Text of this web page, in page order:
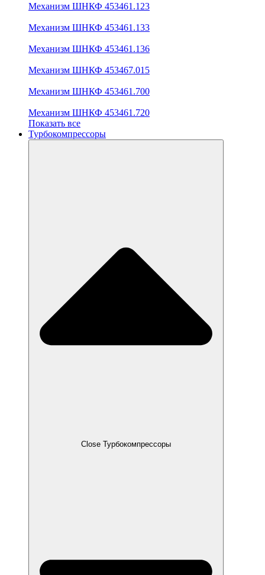
Механизм ШНКФ 453461.123
Механизм ШНКФ 453461.133
Механизм ШНКФ 453461.136
Механизм ШНКФ 453467.015
Механизм ШНКФ 453461.700
Механизм ШНКФ 453461.720
Показать все
Турбокомпрессоры
Close Турбокомпрессоры